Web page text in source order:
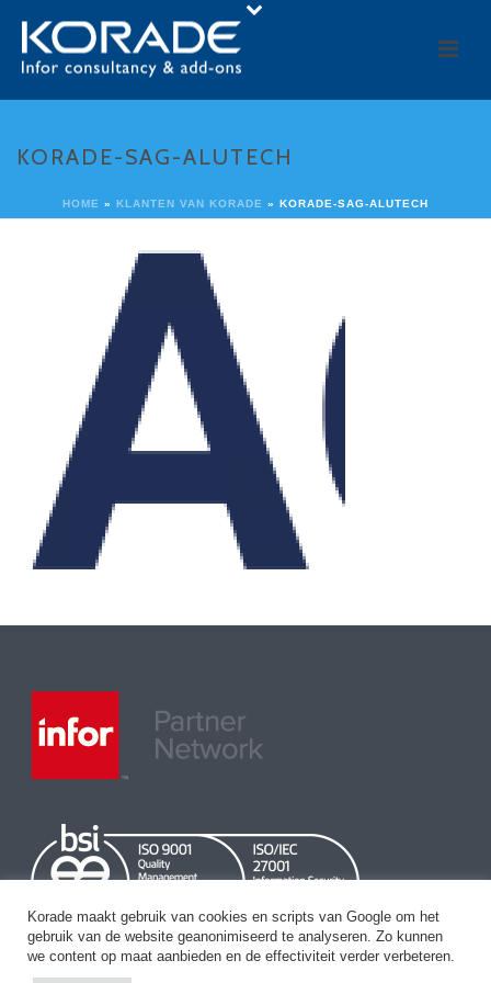
KORADE-SAG-ALUTECH
HOME » KLANTEN VAN KORADE » KORADE-SAG-ALUTECH
Korade maakt gebruik van cookies en scripts van Google om het
gebruik van de website geanonimiseerd te analyseren. Zo kunnen
we content op maat aanbieden en de effectiviteit verder verbeteren.